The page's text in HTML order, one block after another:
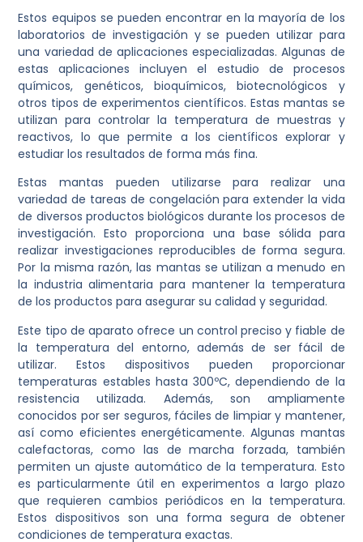
Estos equipos se pueden encontrar en la mayoría de los
laboratorios de investigación y se pueden utilizar para
una variedad de aplicaciones especializadas. Algunas de
estas aplicaciones incluyen el estudio de procesos
químicos, genéticos, bioquímicos, biotecnológicos y
otros tipos de experimentos científicos. Estas mantas se
utilizan para controlar la temperatura de muestras y
reactivos, lo que permite a los científicos explorar y
estudiar los resultados de forma más fina.
Estas mantas pueden utilizarse para realizar una
variedad de tareas de congelación para extender la vida
de diversos productos biológicos durante los procesos de
investigación. Esto proporciona una base sólida para
realizar investigaciones reproducibles de forma segura.
Por la misma razón, las mantas se utilizan a menudo en
la industria alimentaria para mantener la temperatura
de los productos para asegurar su calidad y seguridad.
Este tipo de aparato ofrece un control preciso y fiable de
la temperatura del entorno, además de ser fácil de
utilizar. Estos dispositivos pueden proporcionar
temperaturas estables hasta 300ºC, dependiendo de la
resistencia utilizada. Además, son ampliamente
conocidos por ser seguros, fáciles de limpiar y mantener,
así como eficientes energéticamente. Algunas mantas
calefactoras, como las de marcha forzada, también
permiten un ajuste automático de la temperatura. Esto
es particularmente útil en experimentos a largo plazo
que requieren cambios periódicos en la temperatura.
Estos dispositivos son una forma segura de obtener
condiciones de temperatura exactas.